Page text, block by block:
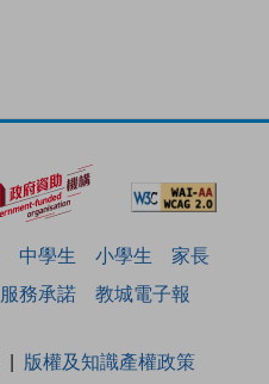
中學生 小學生
家長
服務承諾 教城電子報
版權及知識產權政策